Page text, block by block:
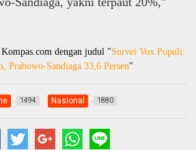
dengan judul "Survei Vox Populi:
Prabowo-Sandiaga 33,6 Persen"
1494 Nasional 1880